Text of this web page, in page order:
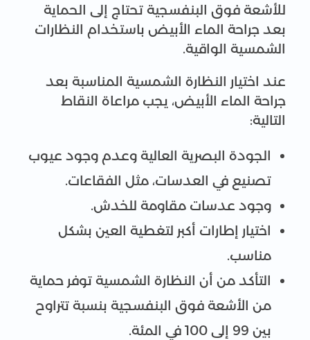
للأشعة فوق البنفسجية تحتاج إلى الحماية
بعد جراحة الماء الأبيض باستخدام النظارات
الشمسية الواقية.
عند اختيار النظارة الشمسية المناسبة بعد
جراحة الماء الأبيض، يجب مراعاة النقاط
التالية:
الجودة البصرية العالية وعدم وجود عيوب
تصنيع في العدسات، مثل الفقاعات.
وجود عدسات مقاومة للخدش.
اختيار إطارات أكبر لتغطية العين بشكل
مناسب.
التأكد من أن النظارة الشمسية توفر حماية
من الأشعة فوق البنفسجية بنسبة تتراوح
بين 99 إلى 100 في المئة.